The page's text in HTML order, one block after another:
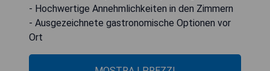
- Hochwertige Annehmlichkeiten in den Zimmern
- Ausgezeichnete gastronomische Optionen vor
Ort